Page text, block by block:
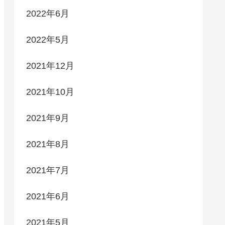
2022年6月
2022年5月
2021年12月
2021年10月
2021年9月
2021年8月
2021年7月
2021年6月
2021年5月